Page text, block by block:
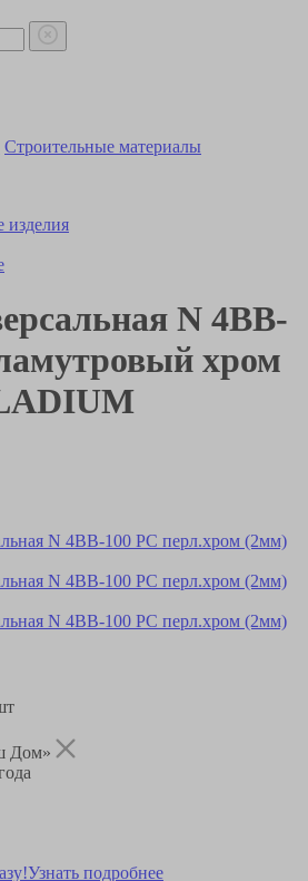
Строительные материалы
изделия
N 4BB-
хром
Дом»
Узнать подробнее